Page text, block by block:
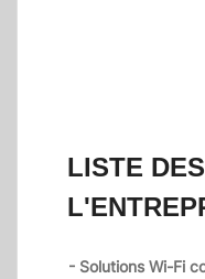
LISTE
- Solutions Wi-Fi